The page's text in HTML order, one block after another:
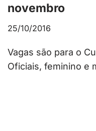
novembro
25/10/2016
Vagas são para o
Oficiais, feminino e